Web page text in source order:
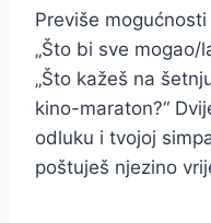
Previše
„Što bi sve mogao/
„Što kažeš na
kino-maraton?“
odluku i tvojoj
poštuješ njezino